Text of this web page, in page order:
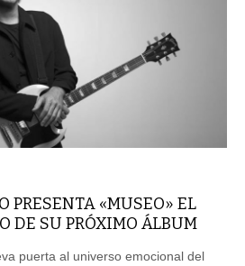
PRESENTA «MUSEO» EL
DE SU PRÓXIMO ÁLBUM
puerta al universo emocional del